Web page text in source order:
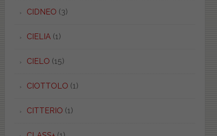
CIDNEO (3)
CIELIA(1)
CIELO (15)
CIOTTOLO (1)
CITTERIO (1)